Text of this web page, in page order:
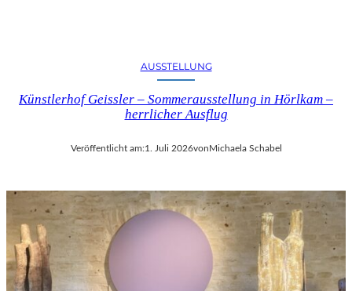
AUSSTELLUNG
Künstlerhof Geissler – Sommerausstellung in Hörlkam –
herrlicher Ausflug
Veröffentlicht am:1. Juli 2026von Michaela Schabel